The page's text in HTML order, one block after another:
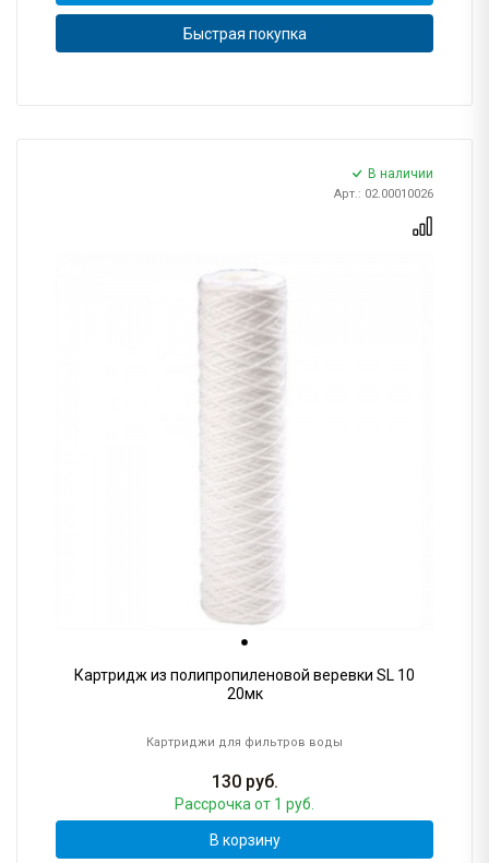
Быстрая покупка
В наличии
Арт.: 02.00010026
Картридж из полипропиленовой веревки SL 10
20мк
Картриджи для фильтров воды
130руб.
Рассрочка от 1 руб.
В корзину